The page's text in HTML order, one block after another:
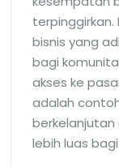
bisnis yang
bagi
akses ke
adalah
lebih luas